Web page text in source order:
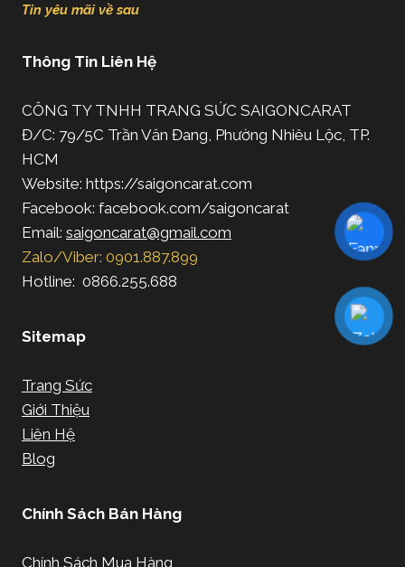
Tin yêu mãi về sau
Thông Tin Liên Hệ
CÔNG TY TNHH TRANG SỨC SAIGONCARAT
Đ/C: 79/5C Trần Văn Đang, Phường Nhiêu Lộc, TP.
HCM
Website: https://saigoncarat.com
Facebook: facebook.com/saigoncarat
Email: saigoncarat@gmail.com
Zalo/Viber: 0901.887.899
Hotline: 0866.255.688
Sitemap
Trang Sức
Giới Thiệu
Liên Hệ
Blog
Chính Sách Bán Hàng
Chính Sách Mua Hàng